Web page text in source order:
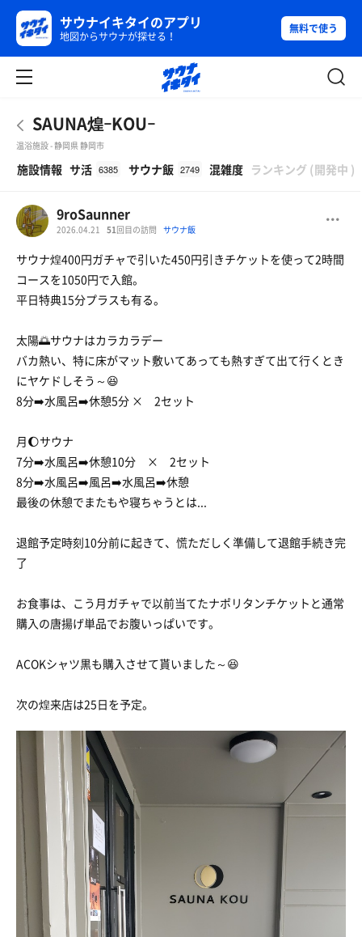
サウナイキタイのアプリ
地図からサウナが探せる！
無料で使う
SAUNA煌ｰKOUｰ
温浴施設 - 静岡県 静岡市
施設情報 サ活 6385 サウナ飯 2749 混雑度 ランキング (開発中 )
9roSaunner
2026.04.21 51回目の訪問 サウナ飯
サウナ煌400円ガチャで引いた450円引きチケットを使って2時間
コースを1050円で入館。
平日特典15分プラスも有る。
太陽🌅サウナはカラカラデー
バカ熱い、特に床がマット敷いてあっても熱すぎて出て行くとき
にヤケドしそう～😆
8分➡️水風呂➡️休憩5分 × 2セット
月🌔サウナ
7分➡️水風呂➡️休憩10分 × 2セット
8分➡️水風呂➡️風呂➡️水風呂➡️休憩
最後の休憩でまたもや寝ちゃうとは...
退館予定時刻10分前に起きて、慌ただしく準備して退館手続き完
了
お食事は、こう月ガチャで以前当てたナポリタンチケットと通常
購入の唐揚げ単品でお腹いっぱいです。
ACOKシャツ黒も購入させて貰いました～😆
次の煌来店は25日を予定。